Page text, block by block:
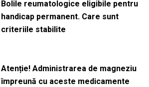
Bolile reumatologice eligibile pentru
handicap permanent. Care sunt
criteriile stabilite
Atenție! Administrarea de magneziu
împreună cu aceste medicamente